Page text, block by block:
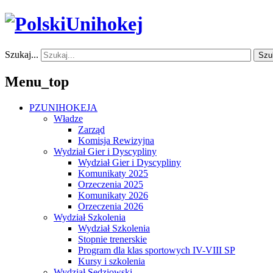
Szukaj...
Menu_top
PZUNIHOKEJA
Władze
Zarząd
Komisja Rewizyjna
Wydział Gier i Dyscypliny
Wydział Gier i Dyscypliny
Komunikaty 2025
Orzeczenia 2025
Komunikaty 2026
Orzeczenia 2026
Wydział Szkolenia
Wydział Szkolenia
Stopnie trenerskie
Program dla klas sportowych IV-VIII SP
Kursy i szkolenia